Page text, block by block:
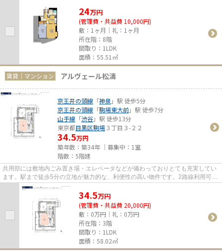
24万円
(管理費・共益費 10,000円)
敷：1ヶ月｜礼：1ヶ月
所在階：8階
間取り：1LDK
面積：55.51㎡
賃貸｜マンション アルヴェール松濤
京王井の頭線 「神泉 」駅 徒歩5分
京王井の頭線 「駒場東大前」駅 徒歩7分
山手線 「渋谷」駅 徒歩13分
東京都目黒区駒場３丁目３-２２
34.5万円
築年数：築34年 ｜募集中： 1室
階数：5階建
共用部には敷地内ごみ置き場・エレベータなどが備わっておりとても充実してい
ます。駅まで徒歩5分の立地が魅力的な、利便性の高い物件です。2路線利用可の
物件です。こちらの物件はマ...
34.5万円
(管理費・共益費 20,000円)
敷：0万円｜礼：0万円
所在階：3階
間取り：1LDK
面積：58.02㎡